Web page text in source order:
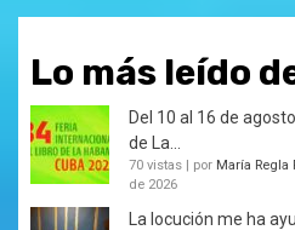
Lo más leído
Del 10 al 16 de
de La...
70 vistas | por María Regla
de 2026
La locución me ha